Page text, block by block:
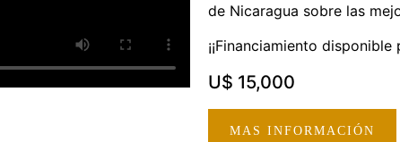
de Nicaragua sobre las
¡¡Financiamiento
U$ 15,000
MAS INFORMACIÓN